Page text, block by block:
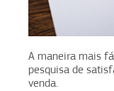
A maneira mais
pesquisa de
venda.